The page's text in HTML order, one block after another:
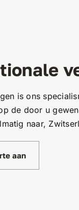
is ons
de door u
naar,
aan